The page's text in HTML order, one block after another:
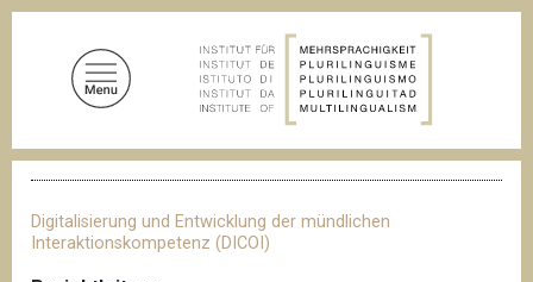
D
a
d
a
Digitalisierung und Entwicklung der mündlichen
Interaktionskompetenz (DICOI)